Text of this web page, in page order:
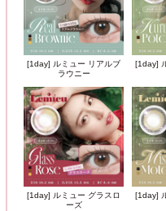
[1day] ルミュー リアルブ
ラウニー
[1day]
[1day] ルミュー グラスロ
ーズ
[1day]